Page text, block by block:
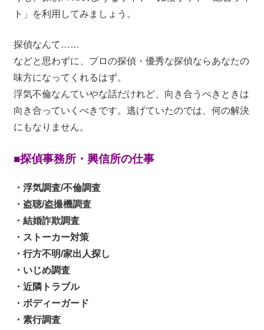
ト」を利用してみましょう。
探偵なんて……
などと思わずに、プロの探偵・優秀な探偵ならあなたの
味方になってくれるはず。
浮気不倫なんていやな話だけれど、向き合うべきときは
向き合っていくべきです。逃げていたのでは、何の解決
にもなりません。
■探偵事務所・興信所の仕事
・浮気調査/不倫調査
・盗聴/盗撮機調査
・結婚詐欺調査
・ストーカー対策
・行方不明/家出人探し
・いじめ調査
・近隣トラブル
・ボディーガード
・素行調査